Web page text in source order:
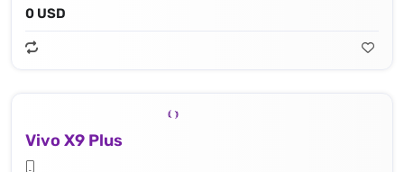
0 USD
Vivo X9 Plus